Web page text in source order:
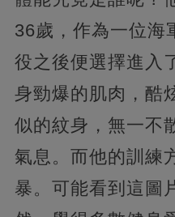
36歲，作為一位海
役之後便選擇進入
身勁爆的肌肉，酷
似的紋身，無一不
氣息。而他的訓練
暴。可能看到這圖